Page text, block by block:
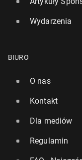
Wydarzenia
BIURO
O nas
Kontakt
Dla mediów
Regulamin